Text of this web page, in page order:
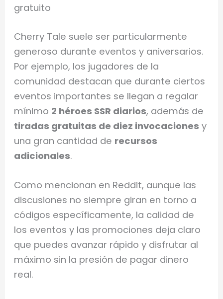
gratuito
Cherry Tale suele ser particularmente
generoso durante eventos y aniversarios.
Por ejemplo, los jugadores de la
comunidad destacan que durante ciertos
eventos importantes se llegan a regalar
mínimo 2 héroes SSR diarios, además de
tiradas gratuitas de diez invocaciones y
una gran cantidad de recursos
adicionales.
Como mencionan en Reddit, aunque las
discusiones no siempre giran en torno a
códigos específicamente, la calidad de
los eventos y las promociones deja claro
que puedes avanzar rápido y disfrutar al
máximo sin la presión de pagar dinero
real.